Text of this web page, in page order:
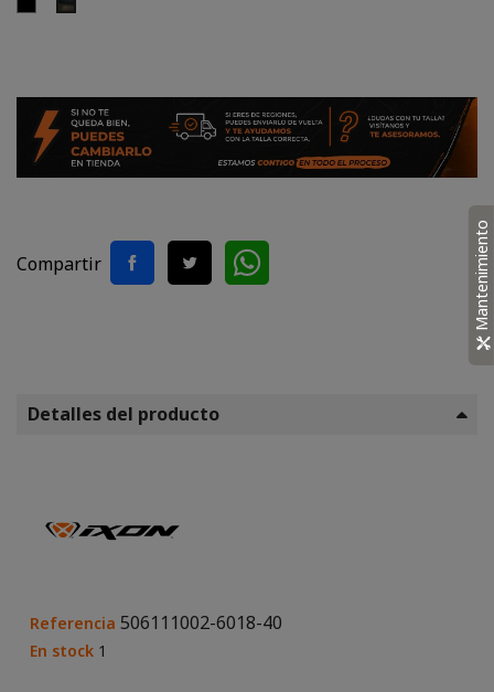
Compartir
Detalles del producto
Referencia 506111002-6018-40
En stock 1
Mantenimiento